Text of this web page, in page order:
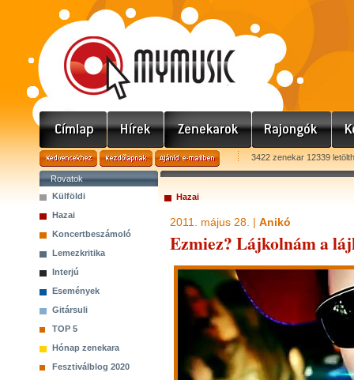
3422 zenekar 12339
Rovatok
Külföldi
Hazai
Koncertbeszámoló
Lemezkritika
Interjú
Események
Gitársuli
TOP 5
Hónap zenekara
Fesztiválblog 2020
Hazai
2011. május 28. | Anikó
Ezmiez? Lájkolnám a